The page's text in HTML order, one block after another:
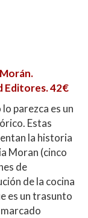
Editores. 42€
parezca es un
Estas
la historia
Moran (cinco
de
de la cocina
es un trasunto